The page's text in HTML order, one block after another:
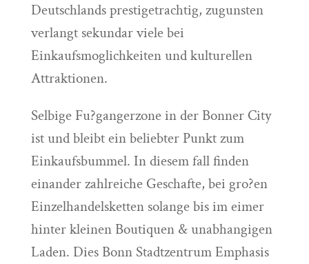
Deutschlands prestigetrachtig, zugunsten
verlangt sekundar viele bei
Einkaufsmoglichkeiten und kulturellen
Attraktionen.
Selbige Fu?gangerzone in der Bonner City
ist und bleibt ein beliebter Punkt zum
Einkaufsbummel. In diesem fall finden
einander zahlreiche Geschafte, bei gro?en
Einzelhandelsketten solange bis im eimer
hinter kleinen Boutiquen & unabhangigen
Laden. Dies Bonn Stadtzentrum Emphasis